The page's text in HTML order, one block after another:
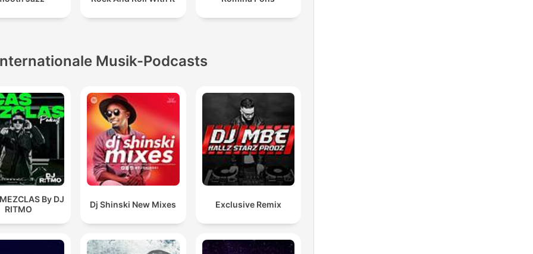
Musik-Podcasts
By DJ
RITMO
Dj Shinski New Mixes Exclusive Remix